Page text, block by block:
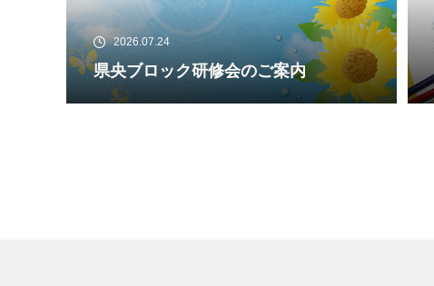
2026.07.24
県央ブロック研修会のご案内